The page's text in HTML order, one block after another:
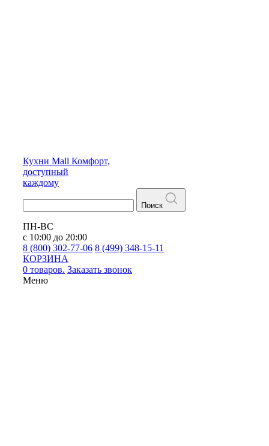
Кухни Mall Комфорт,
доступный
каждому
Поиск
ПН-ВС
с 10:00 до 20:00
8 (800) 302-77-06 8 (499) 348-15-11
КОРЗИНА
0 товаров. Заказать звонок
Меню